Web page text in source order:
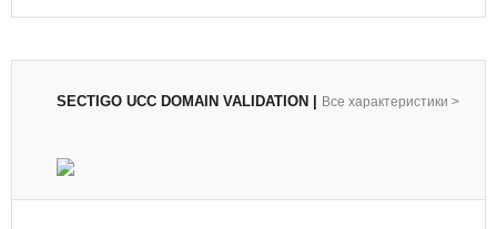
SECTIGO UCC DOMAIN VALIDATION Все характеристики >